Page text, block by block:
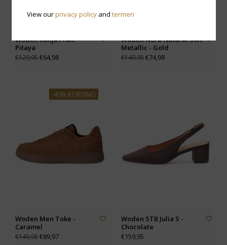
Woden Ronja Fruit -
Pitaya
€129,95€64,98
Woden Nora Natural Soft
Metallic - Gold
€149,95€74,98
-40% KORTING
Woden Men Toke -
Caramel
€149,95€89,97
Woden STB Julia S -
Chocolate
€159,95
View ourprivacy policyand termen